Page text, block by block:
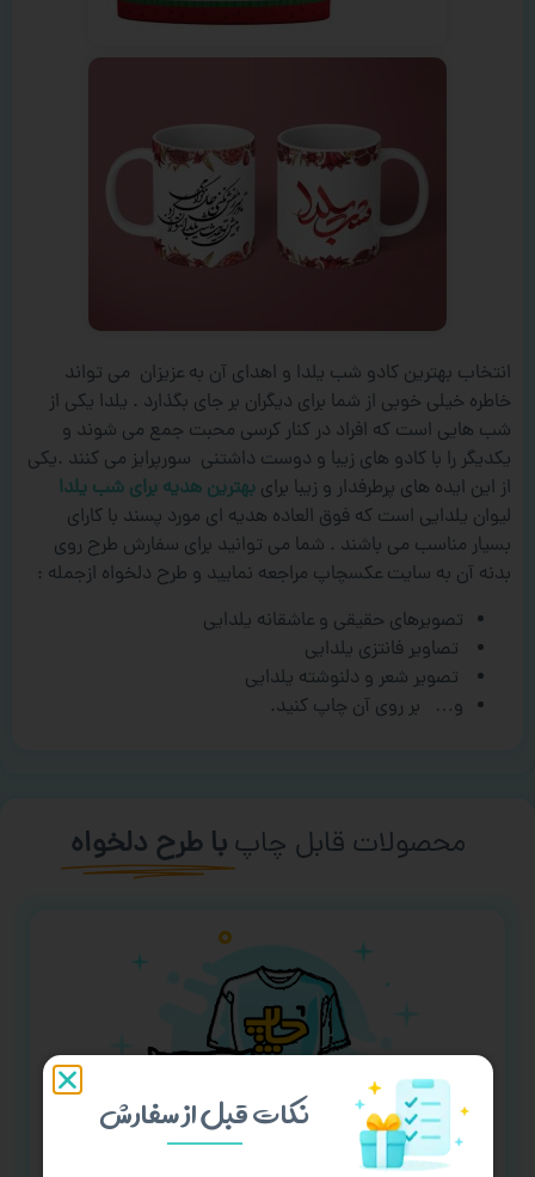
انتخاب بهترین کادو شب یلدا و اهدای آن به عزیزان می تواند
خاطره خیلی خوبی از شما برای دیگران بر جای بگذارد . یلدا یکی از
شب هایی است که افراد در کنار کرسی محبت جمع می شوند و
یکدیگر را با کادو های زیبا و دوست داشتنی سورپرایز می کنند .یکی
از این ایده های پرطرفدار و زیبا برای بهترین هدیه برای شب یلدا
لیوان یلدایی است که فوق العاده هدیه ای مورد پسند با کارای
بسیار مناسب می باشند . شما می توانید برای سفارش طرح روی
بدنه آن به سایت عکسچاپ مراجعه نمایید و طرح دلخواه ازجمله :
تصویرهای حقیقی و عاشقانه یلدایی
تصاویر فانتزی یلدایی
تصویر شعر و دلنوشته یلدایی
و… بر روی آن چاپ کنید.
محصولات قابل چاپ با طرح دلخواه
نکات قبل از سفارش